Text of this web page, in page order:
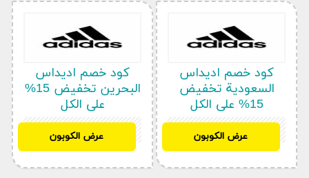
الأطفال
الرياضات
العلامات التجارية
قسم العروض
كود خصم اديداس
البحرين تخفيض 15%
على الكل
عرض الكوبون
كود خصم اديداس
السعودية تخفيض
15% على الكل
عرض الكوبون